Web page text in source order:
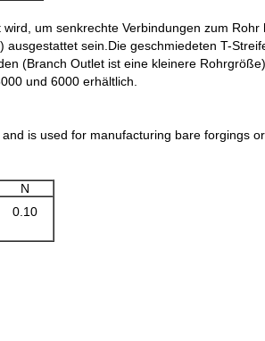
um senkrechte Verbindungen zum
sein.Die geschmiedeten T-
(Branch Outlet ist eine kleinere
und 6000 erhältlich.
is used for manufacturing bare forgings
N
0.10